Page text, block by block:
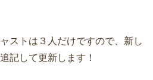
ストは３人だけですので、新し
記して更新します！